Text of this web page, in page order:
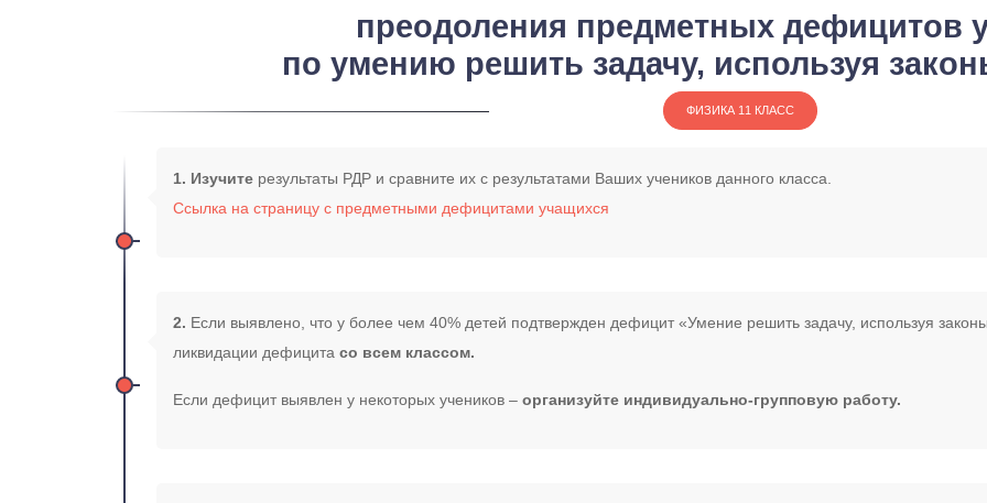
преодоления предметных дефицитов
по умению решить задачу, используя
ФИЗИКА 11 КЛАСС
1. Изучите результаты РДР и сравните их с результатами Ваших учеников данного класса.
Ссылка на страницу с предметными дефицитами учащихся
2. Если выявлено, что у более чем 40% детей подтвержден дефицит «Умение решить задачу, используя
ликвидации дефицита со всем классом.
Если дефицит выявлен у некоторых учеников – организуйте индивидуально-групповую работу.